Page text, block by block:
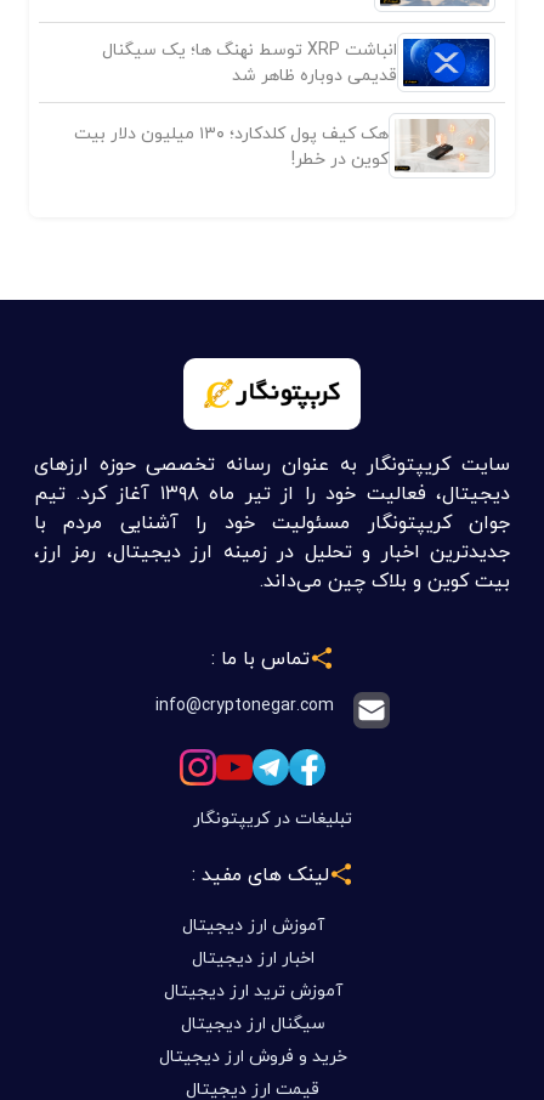
انباشت XRP توسط نهنگ ها؛ یک سیگنال
قدیمی دوباره ظاهر شد
هک کیف پول کلدکارد؛ ۱۳۰ میلیون دلار بیت
کوین در خطر!
سایت کریپتونگار به عنوان رسانه تخصصی حوزه ارزهای
دیجیتال، فعالیت خود را از تیر ماه ۱۳۹۸ آغاز کرد. تیم
جوان کریپتونگار مسئولیت خود را آشنایی مردم با
جدیدترین اخبار و تحلیل در زمینه ارز دیجیتال، رمز ارز،
بیت کوین و بلاک چین می‌داند.
تماس با ما :
info@cryptonegar.com
تبلیغات در کریپتونگار
لینک های مفید :
آموزش ارز دیجیتال
اخبار ارز دیجیتال
آموزش ترید ارز دیجیتال
سیگنال ارز دیجیتال
خرید و فروش ارز دیجیتال
قیمت ارز دیجیتال